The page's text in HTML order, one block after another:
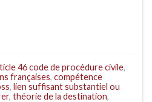
46 code de procédure civile,
françaises, compétence
, lien suffisant substantiel ou
, théorie de la destination,